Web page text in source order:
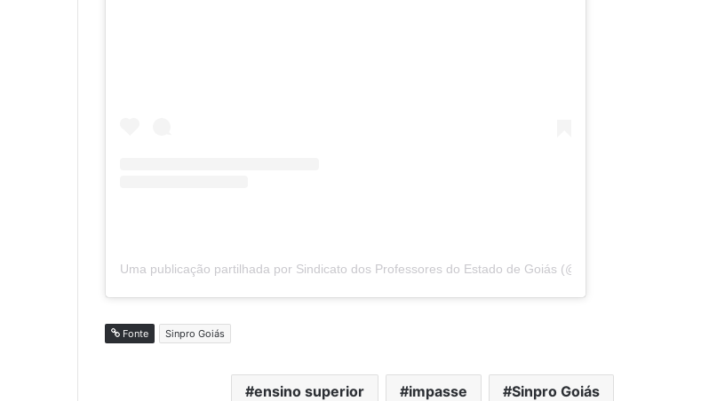
Uma publicação partilhada por Sindicato dos Professores do Estado de Goiás (@sinprogoias)
Fonte Sinpro Goiás
ensino superior impasse Sinpro Goiás